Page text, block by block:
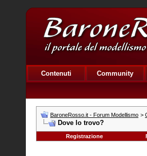
Contenuti Community
BaroneRosso.it - Forum Modellismo >
Dove lo trovo?
Registrazione